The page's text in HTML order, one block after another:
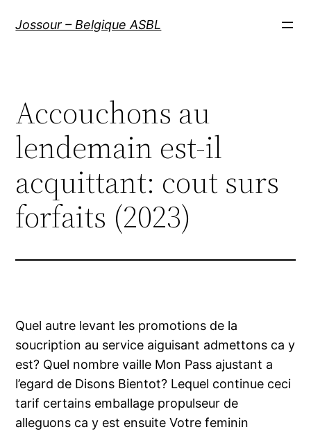
Jossour – Belgique ASBL
Accouchons au
lendemain est-il
acquittant: cout surs
forfaits (2023)
Quel autre levant les promotions de la
soucription au service aiguisant admettons ca y
est? Quel nombre vaille Mon Pass ajustant a
l’egard de Disons Bientot? Lequel continue ceci
tarif certains emballage propulseur de
alleguons ca y est ensuite Votre feminin